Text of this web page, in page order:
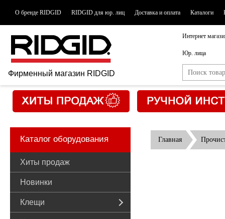
О бренде RIDGID RIDGID для юр. лиц Доставка и оплата Каталоги
Фирменный магазин RIDGID
Интернет
Юр. лица
Каталог оборудования
Хиты продаж
Новинки
Клещи
Главная